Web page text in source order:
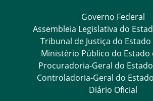
Governo Federal
Assembleia Legislativa do
Tribunal de Justiça do Estado
Ministério Público do Estado
Procuradoria-Geral do
Controladoria-Geral do
Diário Oficial